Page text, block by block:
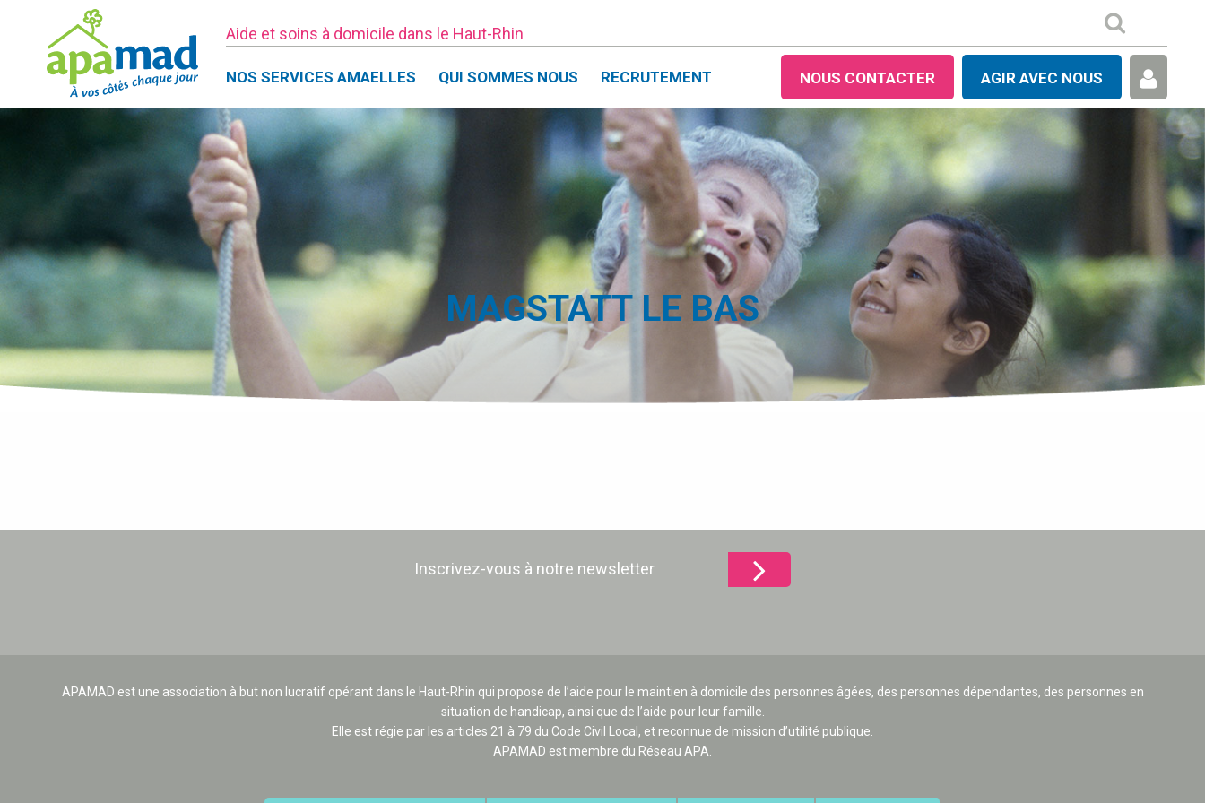
Aide et soins à domicile dans le Haut-Rhin
NOS SERVICES AMAELLES QUI SOMMES NOUS RECRUTEMENT NOUS CONTACTER AGIR AVEC NOUS
MAGSTATT LE BAS
Inscrivez-vous à notre newsletter
APAMAD est une association à but non lucratif opérant dans le Haut-Rhin qui propose de l’aide pour le maintien à domicile des personnes âgées, des personnes dépendantes, des personnes en
situation de handicap, ainsi que de l’aide pour leur famille.
Elle est régie par les articles 21 à 79 du Code Civil Local, et reconnue de mission d’utilité publique.
APAMAD est membre du Réseau APA.